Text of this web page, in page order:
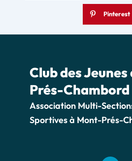
Pinterest
Club des
Prés-Chambord
Association Multi-
Sportives à Mont-Prés-